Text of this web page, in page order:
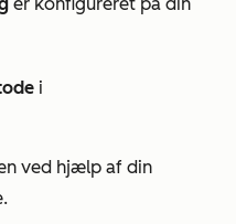
i
ved hjælp af din